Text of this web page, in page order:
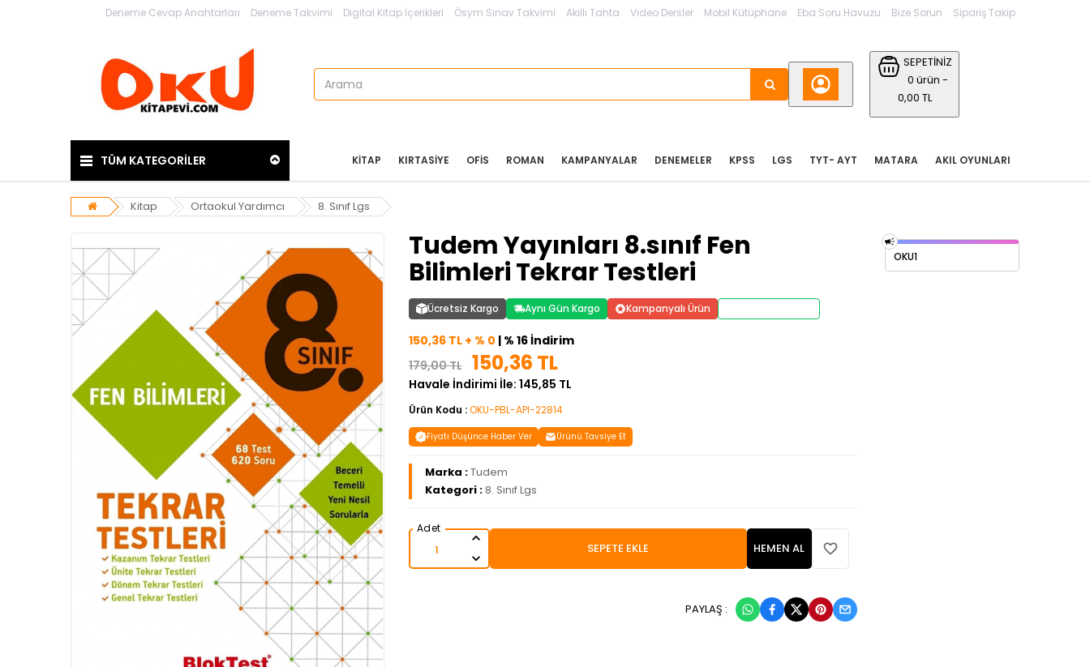
Deneme Cevap Anahtarları Deneme Takvimi Digital Kitap İçerikleri Ösym Sınav Takvimi Akıllı Tahta Video Dersler Mobil Kütüphane Eba Soru Havuzu Bize Sorun Sipariş Takip
SEPETİNİZ
0 ürün -
0,00 TL
TÜM KATEGORİLER AKIL OYUNLARI
MATARA
TYT- AYT
LGS
KPSS
DENEMELER
KAMPANYALAR
ROMAN
OFIS
KIRTASIYE
KITAP
Kitap Ortaokul Yardımcı 8. Sınıf Lgs
Tudem Yayınları 8.sınıf Fen
Bilimleri Tekrar Testleri
Ücretsiz Kargo Aynı Gün Kargo Kampanyalı Ürün
150,36 TL + % 0 | % 16 İndirim
179,00 TL
150,36 TL
Havale İndirimi İle: 145,85 TL
Ürün Kodu :OKU-PBL-API-22814
Fiyatı Düşünce Haber Ver Ürünü Tavsiye Et
Marka :Tudem
Kategori :8. Sınıf Lgs
SEPETE EKLE HEMEN AL
PAYLAŞ :
OKU1